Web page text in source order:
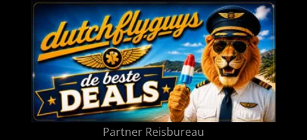
Partner Reisbureau